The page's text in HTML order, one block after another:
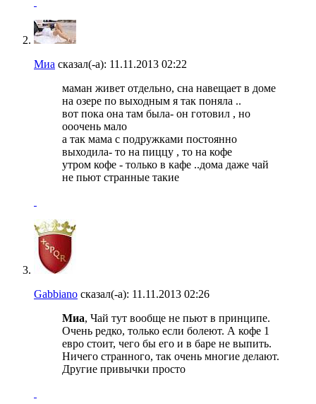
Миа сказал(-а): 11.11.2013 02:22
маман живет отдельно, сна навещает в доме
на озере по выходным я так поняла ..
вот пока она там была- он готовил , но
ооочень мало
а так мама с подружками постоянно
выходила- то на пиццу , то на кофе
утром кофе - только в кафе ..дома даже чай
не пьют странные такие
Gabbiano сказал(-а): 11.11.2013 02:26
Миа, Чай тут вообще не пьют в принципе.
Очень редко, только если болеют. А кофе 1
евро стоит, чего бы его и в баре не выпить.
Ничего странного, так очень многие делают.
Другие привычки просто